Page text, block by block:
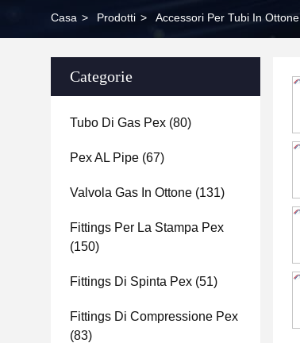
Casa > Prodotti > Accessori Per Tubi In Ottone
Categorie
Tubo Di Gas Pex (80)
Pex AL Pipe (67)
Valvola Gas In Ottone (131)
Fittings Per La Stampa Pex
(150)
Fittings Di Spinta Pex (51)
Fittings Di Compressione Pex
(83)